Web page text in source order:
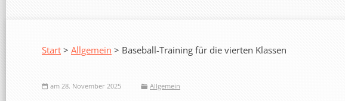
Start > Allgemein > Baseball-Training für die vierten Klassen
am 28. November 2025 Allgemein